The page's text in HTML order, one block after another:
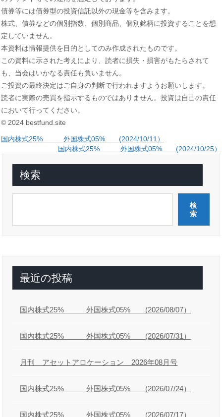
債券等には債券型の投資信託以外の現金等を含みます。
株式、債券などの個別指数、個別商品、個別銘柄に投資することを想
定していません。
本資料は情報提供を目的としてのみ作成されたものです。
この資料に示された考えにより、読者に損失・損害がもたらされて
も、当会はいかなる責任も負いません。
ご投資の最終決定はご自身の判断で行われますようお願いします。
読者に実際の売買を指示するものではありません。投資は自己の責任
において行ってください。
© 2024 bestfund.site
投
ビ
シ
国内株式25% 外国株式05% (2024/10/11）
国内株式25% 外国株式05% (2024/10/25）
検索
検
索
最近の投稿
国内株式25% 外国株式05% (2026/08/07）
国内株式25% 外国株式05% (2026/07/31）
月刊 アセットアロケーション 2026年08月号
国内株式25% 外国株式05% (2026/07/24）
国内株式25% 外国株式05% (2026/07/17）